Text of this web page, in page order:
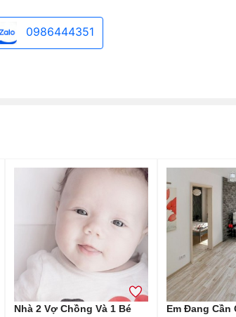
0986444351
Nhà 2 Vợ Chồng Và 1 Bé
Em Đang Cần